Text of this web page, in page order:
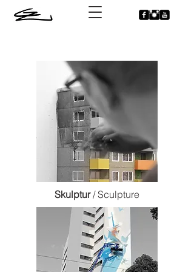
Skulptur/ Sculpture